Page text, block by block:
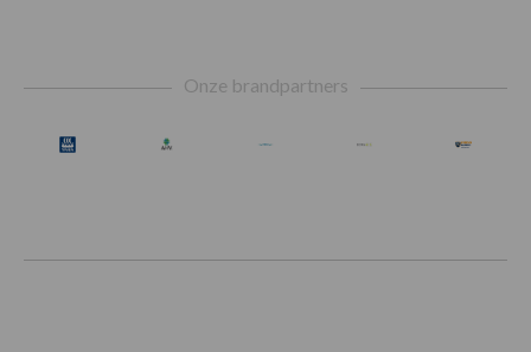
Onze brandpartners